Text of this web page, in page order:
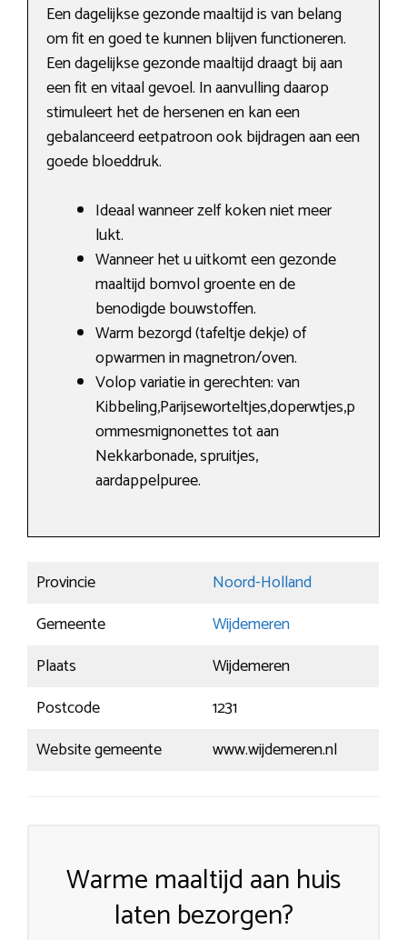
Een dagelijkse gezonde maaltijd is van belang
om fit en goed te kunnen blijven functioneren.
Een dagelijkse gezonde maaltijd draagt bij aan
een fit en vitaal gevoel. In aanvulling daarop
stimuleert het de hersenen en kan een
gebalanceerd eetpatroon ook bijdragen aan een
goede bloeddruk.
Ideaal wanneer zelf koken niet meer
lukt.
Wanneer het u uitkomt een gezonde
maaltijd bomvol groente en de
benodigde bouwstoffen.
Warm bezorgd (tafeltje dekje) of
opwarmen in magnetron/oven.
Volop variatie in gerechten: van
Kibbeling,Parijseworteltjes,doperwtjes,p
ommesmignonettes tot aan
Nekkarbonade, spruitjes,
aardappelpuree.
Provincie
Noord-Holland
Gemeente
Wijdemeren
Plaats
Wijdemeren
Postcode
1231
Website gemeente
www.wijdemeren.nl
Warme maaltijd aan huis
laten bezorgen?